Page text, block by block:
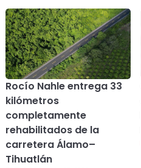
Rocío Nahle entrega 33
kilómetros
completamente
rehabilitados de la
carretera Álamo–
Tihuatlán